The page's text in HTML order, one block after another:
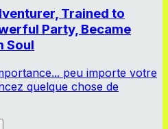
Trained to
Party, Became
Soul
peu importe votre
quelque chose de